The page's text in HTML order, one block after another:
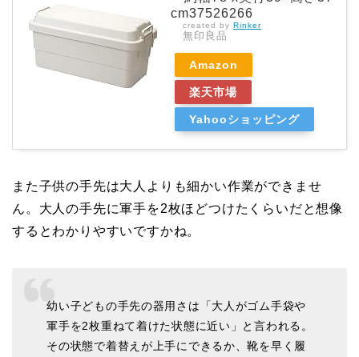
cm37526266
created by Rinker
無印良品
Amazon
楽天市場
Yahooショッピング
また子供の手先は大人よりも細かい作業ができませ
ん。大人の手先に軍手を2枚ほどつけたくらいだと想像
するとわかりやすいですかね。
幼い子どもの手先の器用さは「大人がゴム手袋や
軍手を2枚重ねて着けた状態に近い」と言われる。
その状態で着替えが上手にできるか、靴を早く履